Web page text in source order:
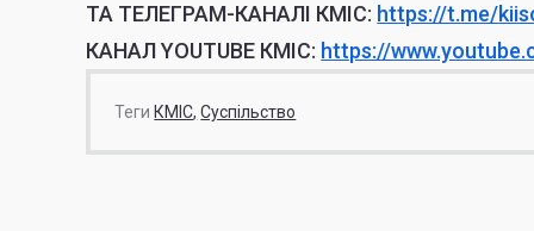
ТА ТЕЛЕГРАМ-КАНАЛІ КМІС: https://t.me/
КАНАЛ YOUTUBE КМІС: https://
Теги КМІС Суспільство